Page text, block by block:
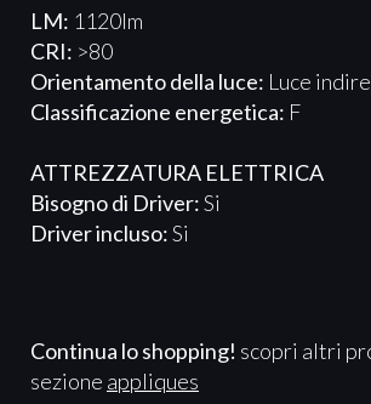
LM: 1120lm
CRI: >80
Orientamento della luce: Luce
Classificazione energetica: F
ATTREZZATURA ELETTRICA​​​
Bisogno di Driver:Si
Driver incluso:Si
Continua lo shopping! scopri altri
sezione appliques